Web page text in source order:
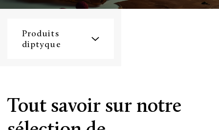
Produits
diptyque
Tout savoir sur notre